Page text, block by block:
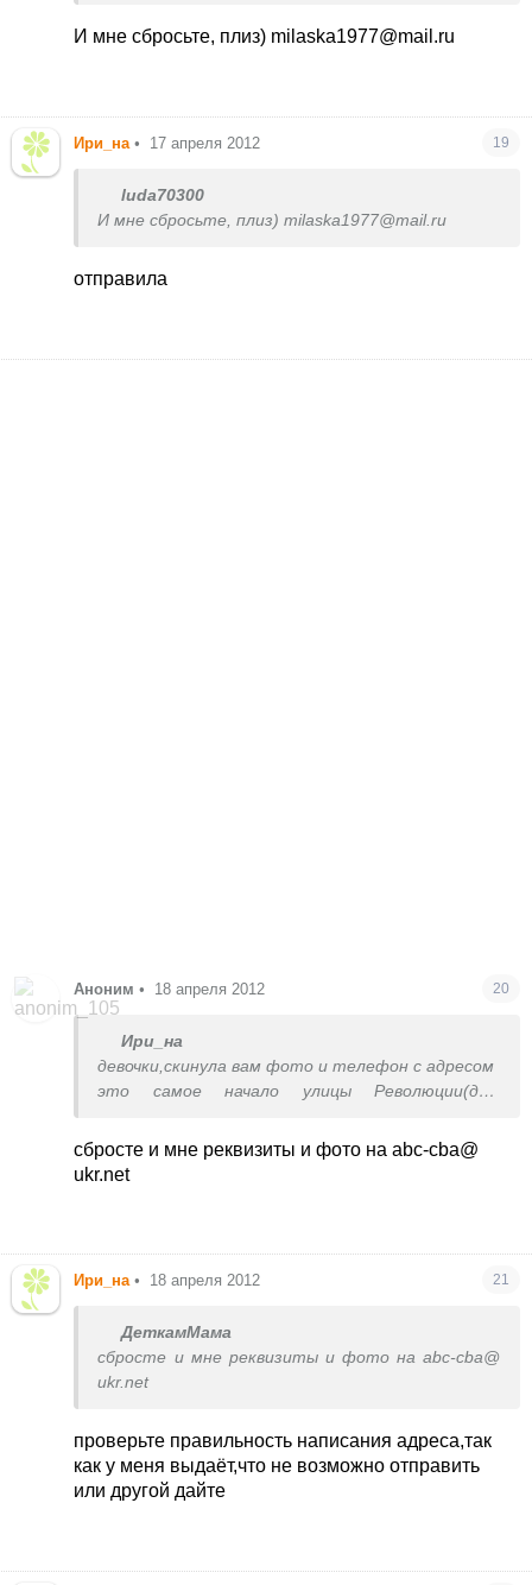
просили 400грн в сутки за квартиру,но сошлись
меняет-подвозит,познакомились с
приберегли))сейчас всем разошлю)) условия
хорошие,не vip, но чисто всё и довольно
И мне сбросьте, плиз) milaska1977@mail.ru
Ири_на • 17 апреля 2012 19
luda70300
И мне сбросьте, плиз) milaska1977@mail.ru
отправила
Аноним • 18 апреля 2012 20
Ири_на
девочки,скинула вам фото и телефон с адресом
это самое начало улицы Революции(дом
набережная), до набережной Горького(более
новой,там больше развлечений наверное)
здесь потише райончик),а гулять ходить на
сбросте и мне реквизиты и фото на abc-cba@
ukr.net
Ири_на • 18 апреля 2012 21
ДеткамМама
сбросте и мне реквизиты и фото на abc-cba@
ukr.net
проверьте правильность написания адреса,так
как у меня выдаёт,что не возможно отправить
или другой дайте